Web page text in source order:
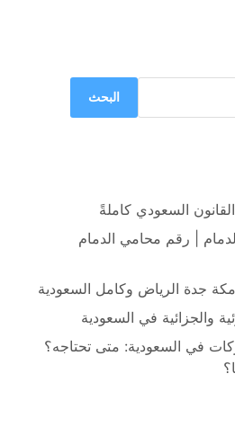
البحث
السعودي كاملةً
| رقم محامي الدمام
جدة الرياض وكامل السعودية
والجزائية في السعودية
في السعودية: متى تحتاجه؟